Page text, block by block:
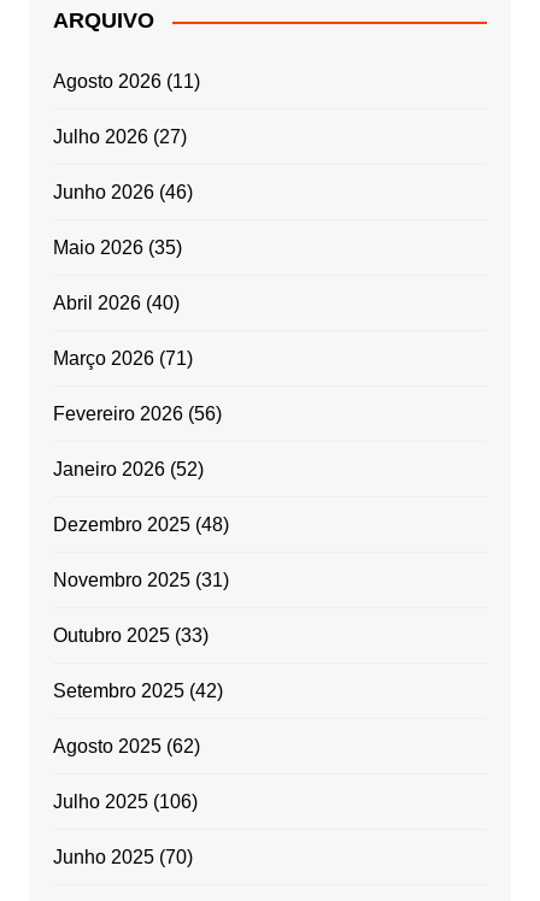
ARQUIVO
Agosto 2026(11)
Julho 2026(27)
Junho 2026(46)
Maio 2026(35)
Abril 2026(40)
Março 2026(71)
Fevereiro 2026(56)
Janeiro 2026(52)
Dezembro 2025(48)
Novembro 2025(31)
Outubro 2025(33)
Setembro 2025(42)
Agosto 2025(62)
Julho 2025(106)
Junho 2025(70)